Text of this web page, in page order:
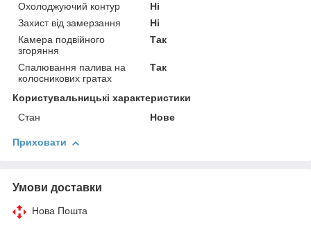
Охолоджуючий контур
Ні
Захист від замерзання
Ні
Камера подвійного
згоряння
Так
Спалювання палива на
колосникових гратах
Так
Користувальницькі характеристики
Стан
Нове
Приховати
Умови доставки
Нова Пошта